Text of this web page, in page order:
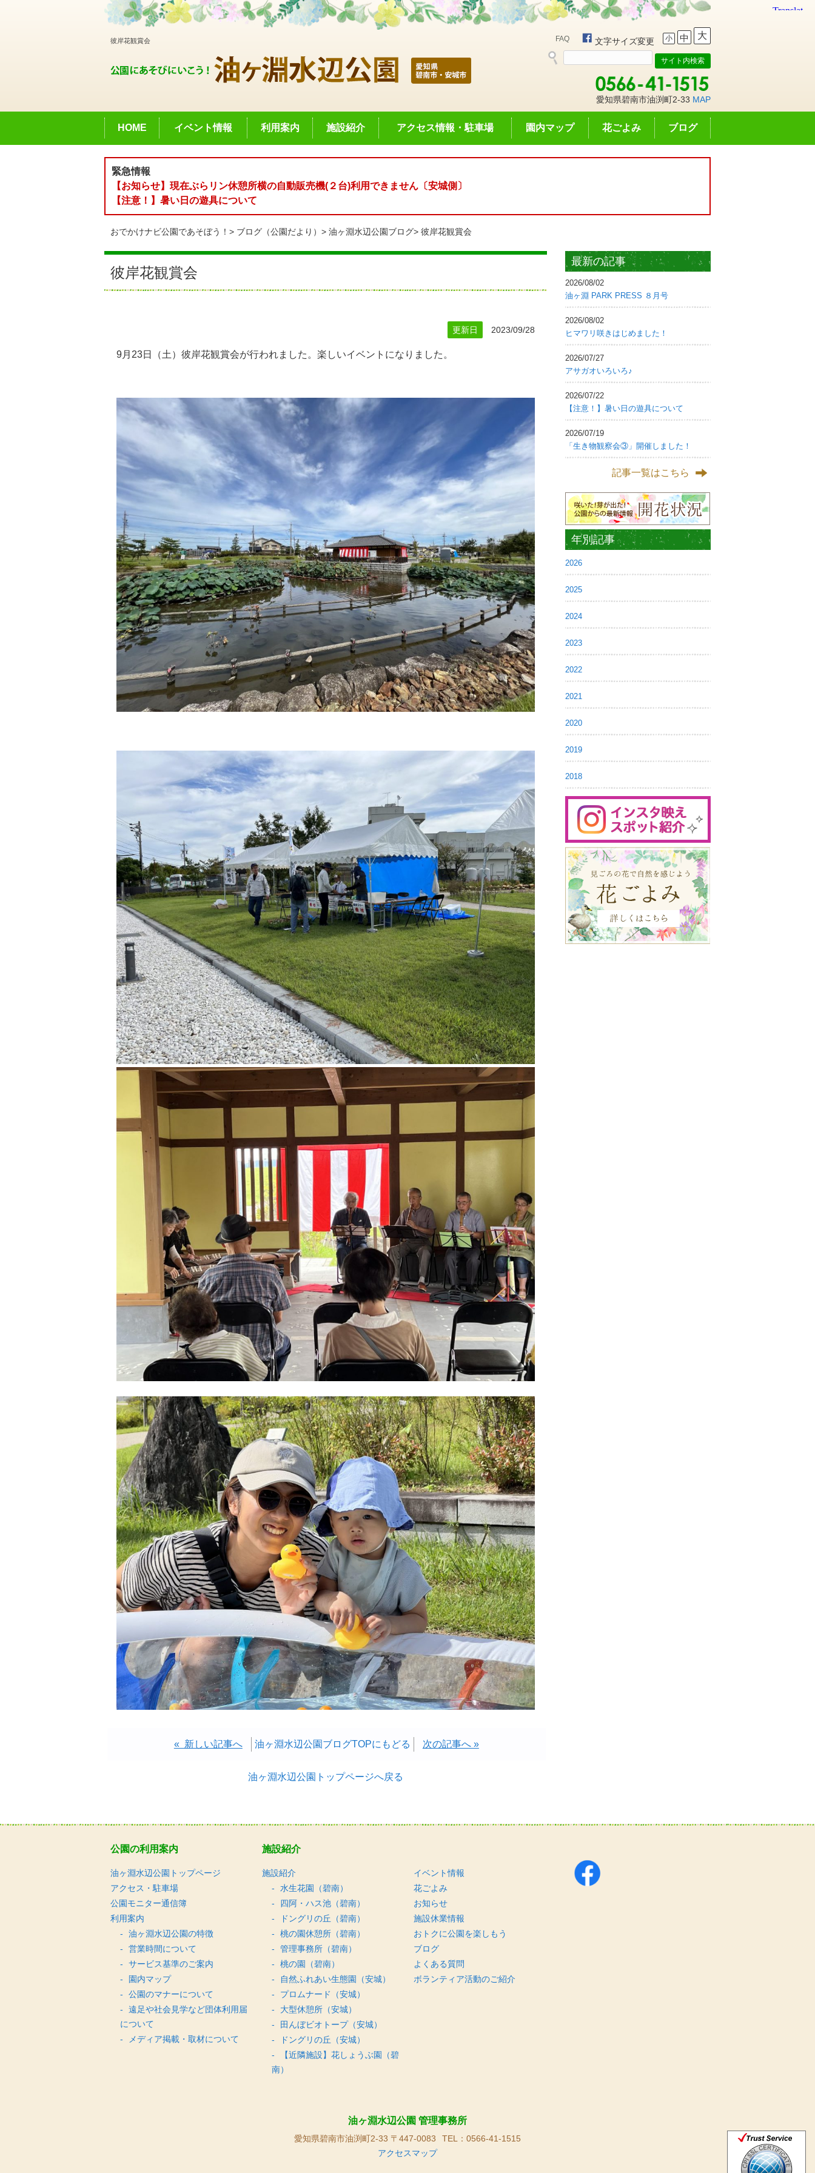
彼岸花観賞会 FAQ 文字サイズ変更 小 中 大
愛知県碧南市油渕町2-33 MAP
HOME イベント情報 利用案内 施設紹介 アクセス情報・駐車場 園内マップ 花ごよみ ブログ
緊急情報
【お知らせ】現在ぶらリン休憩所横の自動販売機(２台)利用できません〔安城側〕
【注意！】暑い日の遊具について
おでかけナビ公園であそぼう！ ブログ（公園だより） 油ヶ淵水辺公園ブログ 彼岸花観賞会
彼岸花観賞会
更新日 2023/09/28
9月23日（土）彼岸花観賞会が行われました。楽しいイベントになりました。
« 新しい記事へ 油ヶ淵水辺公園ブログTOPにもどる 次の記事へ »
油ヶ淵水辺公園トップページへ戻る
最新の記事
2026/08/02
油ヶ淵 PARK PRESS ８月号
2026/08/02
ヒマワリ咲きはじめました！
2026/07/27
アサガオいろいろ♪
2026/07/22
【注意！】暑い日の遊具について
2026/07/19
「生き物観察会③」開催しました！
記事一覧はこちら
年別記事
2026
2025
2024
2023
2022
2021
2020
2019
2018
公園の利用案内
油ヶ淵水辺公園トップページ
アクセス・駐車場
公園モニター通信簿
利用案内
油ヶ淵水辺公園の特徴
営業時間について
サービス基準のご案内
園内マップ
公園のマナーについて
遠足や社会見学など団体利用届
について
メディア掲載・取材について
施設紹介
施設紹介
水生花園（碧南）
四阿・ハス池（碧南）
ドングリの丘（碧南）
桃の園休憩所（碧南）
管理事務所（碧南）
桃の園（碧南）
自然ふれあい生態園（安城）
プロムナード（安城）
大型休憩所（安城）
田んぼビオトープ（安城）
ドングリの丘（安城）
【近隣施設】花しょうぶ園（碧
南）
イベント情報
花ごよみ
お知らせ
施設休業情報
おトクに公園を楽しもう
ブログ
よくある質問
ボランティア活動のご紹介
油ヶ淵水辺公園 管理事務所
愛知県碧南市油渕町2-33 〒447-0083
TEL：0566-41-1515
アクセスマップ